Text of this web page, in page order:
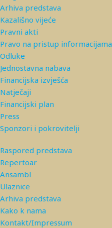
Arhiva predstava
Kazališno vijeće
Pravni akti
Pravo na pristup informacijama
Odluke
Jednostavna nabava
Financijska izvješća
Natječaji
Financijski plan
Press
Sponzori i pokrovitelji
Raspored predstava
Repertoar
Ansambl
Ulaznice
Arhiva predstava
Kako k nama
Kontakt/Impressum